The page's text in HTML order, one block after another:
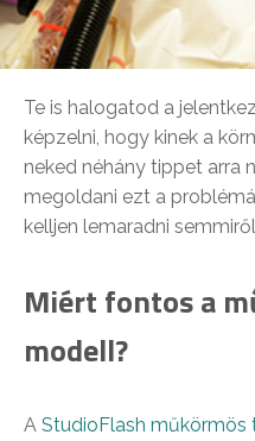
Te is halogatod a
képzelni, hogy kinek a
neked néhány tippet arra
megoldani ezt a
kelljen lemaradni
Miért fontos a
modell?
A StudioFlash műkörmös